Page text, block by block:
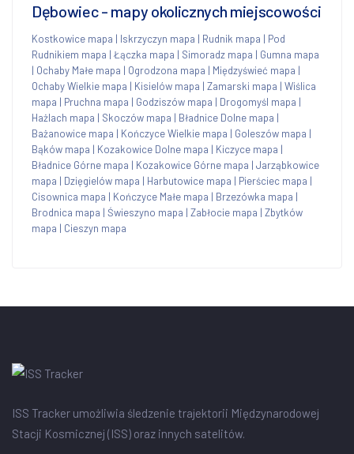
Dębowiec - mapy okolicznych miejscowości
Kostkowice mapa | Iskrzyczyn mapa | Rudnik mapa | Pod
Rudnikiem mapa | Łączka mapa | Simoradz mapa | Gumna mapa
| Ochaby Małe mapa | Ogrodzona mapa | Międzyświeć mapa |
Ochaby Wielkie mapa | Kisielów mapa | Zamarski mapa | Wiślica
mapa | Pruchna mapa | Godziszów mapa | Drogomyśl mapa |
Hażlach mapa | Skoczów mapa | Bładnice Dolne mapa |
Bażanowice mapa | Kończyce Wielkie mapa | Goleszów mapa |
Bąków mapa | Kozakowice Dolne mapa | Kiczyce mapa |
Bładnice Górne mapa | Kozakowice Górne mapa | Jarząbkowice
mapa | Dzięgielów mapa | Harbutowice mapa | Pierściec mapa |
Cisownica mapa | Kończyce Małe mapa | Brzezówka mapa |
Brodnica mapa | Świeszyno mapa | Zabłocie mapa | Zbytków
mapa | Cieszyn mapa
ISS Tracker umożliwia śledzenie trajektorii Międzynarodowej
Stacji Kosmicznej (ISS) oraz innych satelitów.